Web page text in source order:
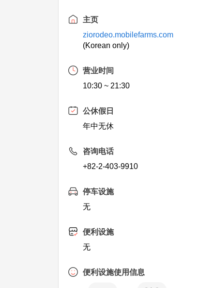
主页
ziorodeo.mobilefarms.com
(Korean only)
营业时间
10:30 ~ 21:30
公休假日
年中无休
咨询电话
+82-2-403-9910
停车设施
无
便利设施
无
便利设施使用信息